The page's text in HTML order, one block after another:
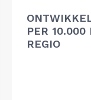
PER 10.000
REGIO